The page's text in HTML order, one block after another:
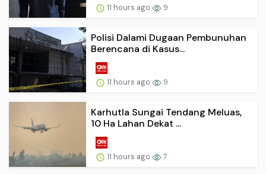
11 hours ago 9
Polisi Dalami Dugaan Pembunuhan
Berencana di Kasus...
11 hours ago 9
Karhutla Sungai Tendang Meluas,
10 Ha Lahan Dekat ...
11 hours ago 7